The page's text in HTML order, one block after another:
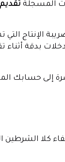
الإنتاج
بدقة أثناء
إلى حسابك
كلا الشرطين